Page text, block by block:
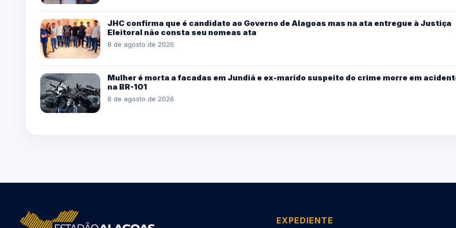
JHC confirma que é candidato ao Governo de Alagoas mas na ata entregue à Justiça
Eleitoral não consta seu nomeas ata
8 de agosto de 2026
Mulher é morta a facadas em Jundiá e ex-marido suspeito do crime morre em
na BR-101
8 de agosto de 2026
EXPEDIENTE